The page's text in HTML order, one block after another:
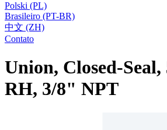
Polski (PL)
Brasileiro (PT-BR)
中文 (ZH)
Contato
Union, Closed-
RH, 3/8" NPT